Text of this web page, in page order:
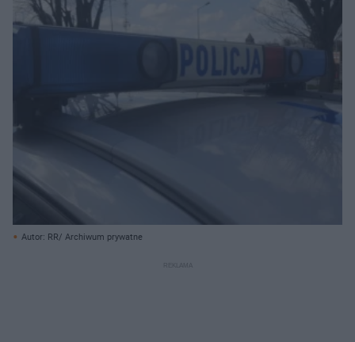
Autor: RR/ Archiwum prywatne